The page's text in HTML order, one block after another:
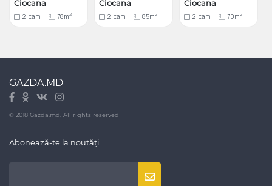
Ciocana
2 cam 78m2
Ciocana
2 cam 85m2
Ciocana
2 cam 70m2
GAZDA.MD
© 2018 Gazda.md. All rights reserved
Abonează-te la noutăți